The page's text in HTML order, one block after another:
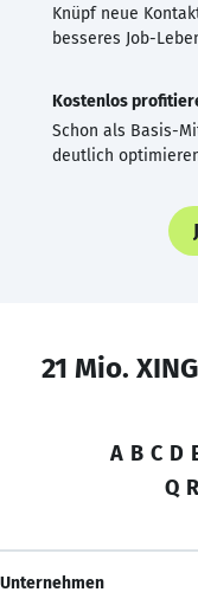
Knüpf neue
besseres Job-
Kostenlos
Schon als Basis-
deutlich
21 Mio.
A B C D
Q R
Unternehmen